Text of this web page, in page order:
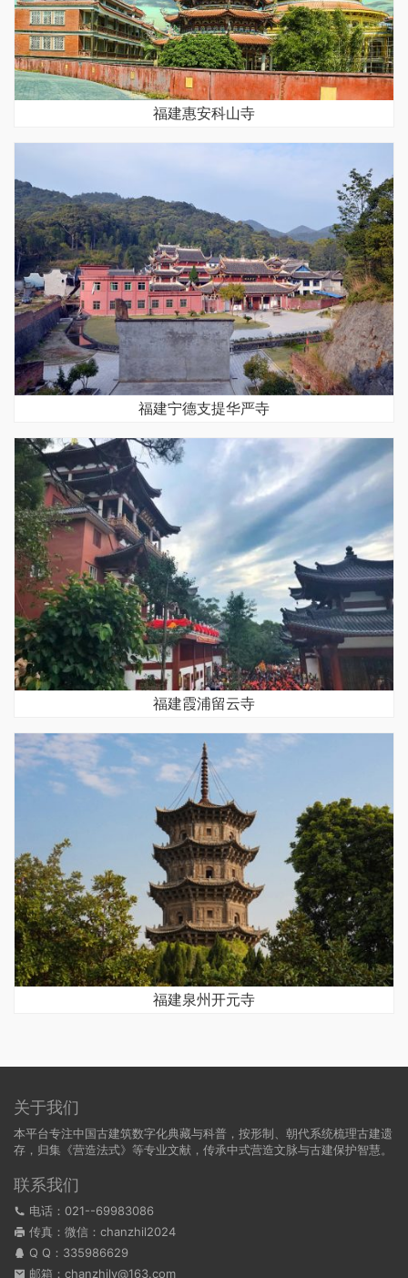
福建惠安科山寺
福建宁德支提华严寺
福建霞浦留云寺
福建泉州开元寺
关于我们
本平台专注中国古建筑数字化典藏与科普，按形制、朝代系统梳理古建遗
存，归集《营造法式》等专业文献，传承中式营造文脉与古建保护智慧。
联系我们
电话：021--69983086
传真：微信：chanzhil2024
Q Q： 335986629
邮箱：chanzhilv@163.com